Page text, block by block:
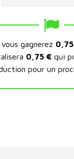
gagnerez
0,75 €qui
pour un